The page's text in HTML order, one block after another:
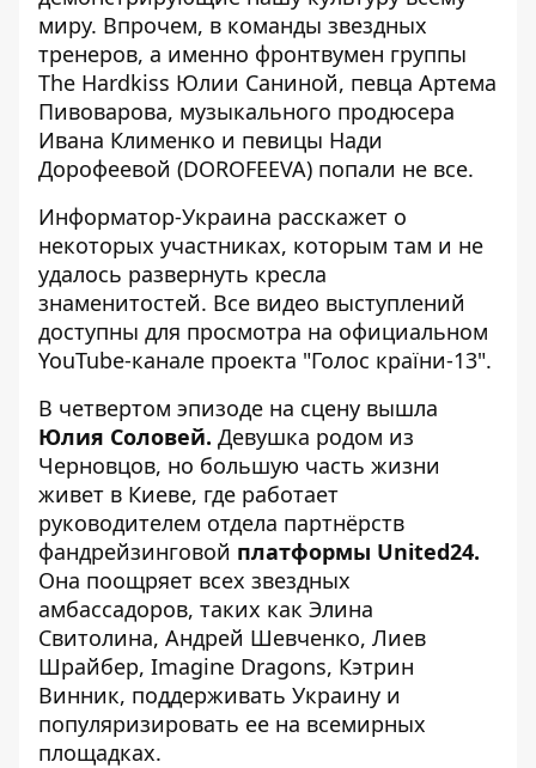
миру. Впрочем, в команды звездных
тренеров, а именно фронтвумен группы
The Hardkiss Юлии Саниной, певца Артема
Пивоварова, музыкального продюсера
Ивана Клименко и певицы Нади
Дорофеевой (DOROFEEVA) попали не все.
Информатор-Украина расскажет о
некоторых участниках, которым там и не
удалось развернуть кресла
знаменитостей. Все видео выступлений
доступны для просмотра на официальном
YouTube-канале проекта "Голос країни-13".
В четвертом эпизоде ​​на сцену вышла
Юлия Соловей. Девушка родом из
Черновцов, но большую часть жизни
живет в Киеве, где работает
руководителем отдела партнёрств
фандрейзинговой платформы United24.
Она поощряет всех звездных
амбассадоров, таких как Элина
Свитолина, Андрей Шевченко, Лиев
Шрайбер, Imagine Dragons, Кэтрин
Винник, поддерживать Украину и
популяризировать ее на всемирных
площадках.